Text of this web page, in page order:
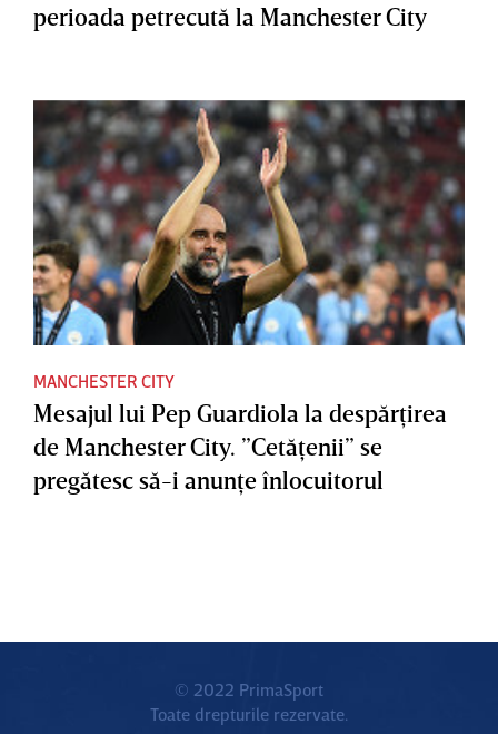
perioada petrecută la Manchester City
MANCHESTER CITY
Mesajul lui Pep Guardiola la despărţirea
de Manchester City. ”Cetăţenii” se
pregătesc să-i anunţe înlocuitorul
© 2022 PrimaSport
Toate drepturile rezervate.